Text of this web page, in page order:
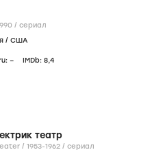
/ сериал
/ США
– IMDb: 8,4
театр
General Electric Theater / 1953-1962 / сериал